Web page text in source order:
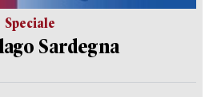
Speciale
Sardegna